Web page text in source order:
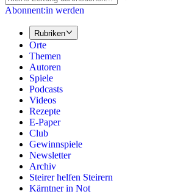
Abonnent:in werden
Rubriken
Orte
Themen
Autoren
Spiele
Podcasts
Videos
Rezepte
E-Paper
Club
Gewinnspiele
Newsletter
Archiv
Steirer helfen Steirern
Kärntner in Not